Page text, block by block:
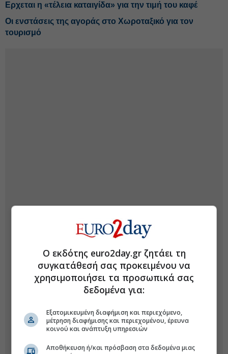
Ερχεται η «τέλεια καταιγίδα» για την τιμή του καφέ
Οι ενστάσεις της αγοράς στο Χωροταξικό για τον
τουρισμό
Ο εκδότης euro2day.gr ζητάει τη
συγκατάθεσή σας προκειμένου να
χρησιμοποιήσει τα προσωπικά σας
δεδομένα για:
Εξατομικευμένη διαφήμιση και περιεχόμενο,
μέτρηση διαφήμισης και περιεχομένου, έρευνα
κοινού και ανάπτυξη υπηρεσιών
Αποθήκευση ή/και πρόσβαση στα δεδομένα μιας